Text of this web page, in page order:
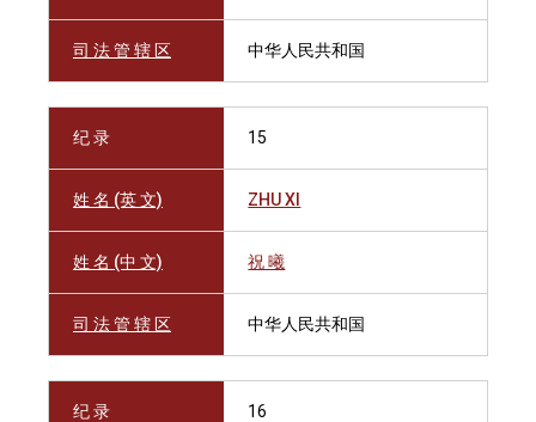
司 法 管 辖 区 中华人民共和国
纪 录 15
姓 名 (英 文) ZHU XI
姓 名 (中 文) 祝 曦
司 法 管 辖 区 中华人民共和国
纪 录 16